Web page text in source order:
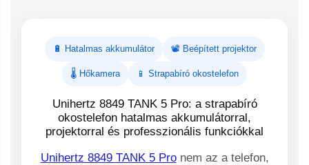
🔋 Hatalmas akkumulátor 📽️ Beépített projektor
🌡️ Hőkamera 📱 Strapabíró okostelefon
Unihertz 8849 TANK 5 Pro: a strapabíró
okostelefon hatalmas akkumulátorral,
projektorral és professzionális funkciókkal
Unihertz 8849 TANK 5 Pronem az a telefon,